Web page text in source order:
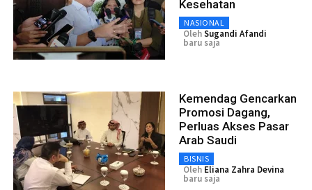
Kesehatan
NASIONAL
OlehSugandi Afandi
baru saja
Kemendag Gencarkan
Promosi Dagang,
Perluas Akses Pasar
Arab Saudi
BISNIS
Oleh Eliana Zahra Devina
baru saja